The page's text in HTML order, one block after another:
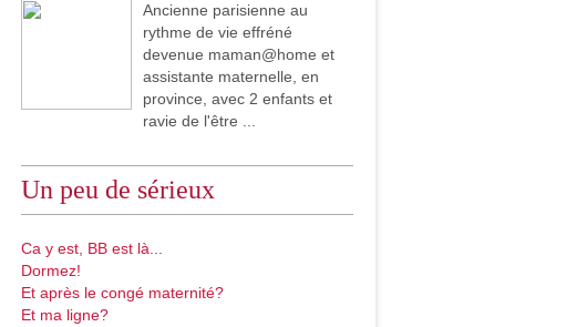
Ancienne parisienne au
rythme de vie effréné
devenue maman@home et
assistante maternelle, en
province, avec 2 enfants et
ravie de l'être ...
Un peu de sérieux
Ca y est, BB est là...
Dormez!
Et après le congé maternité?
Et ma ligne?